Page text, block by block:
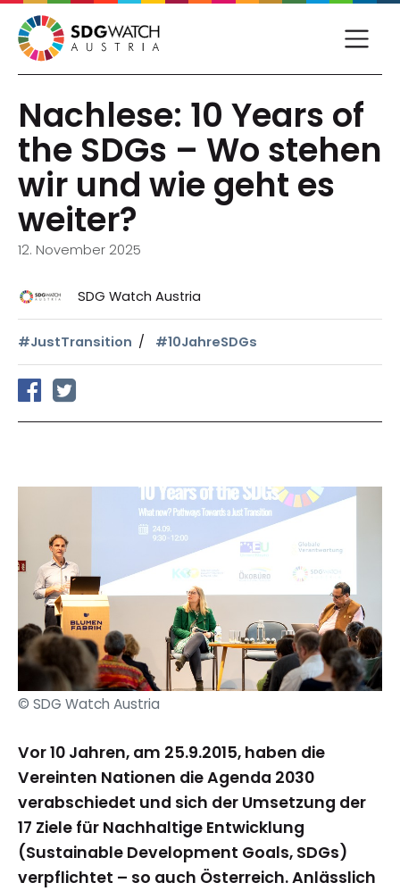
Nachlese: 10 Years of
the SDGs – Wo stehen
wir und wie geht es
weiter?
12. November 2025
SDG Watch Austria
#JustTransition #10JahreSDGs
auf Facebook teilen
auf Twitter teilen
© SDG Watch Austria
Vor 10 Jahren, am 25.9.2015, haben die
Vereinten Nationen die Agenda 2030
verabschiedet und sich der Umsetzung der
17 Ziele für Nachhaltige Entwicklung
(Sustainable Development Goals, SDGs)
verpflichtet – so auch Österreich. Anlässlich